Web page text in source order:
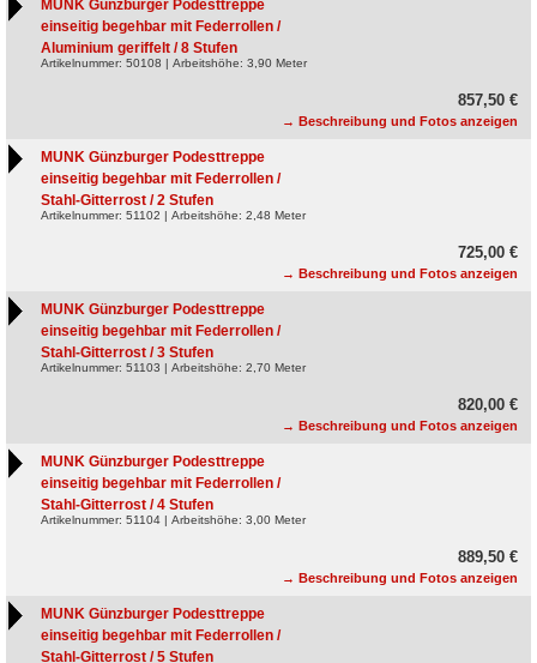
MUNK Günzburger Podesttreppe
einseitig begehbar mit Federrollen /
Aluminium geriffelt / 8 Stufen
Artikelnummer: 50108 | Arbeitshöhe: 3,90 Meter
857,50 €
→ Beschreibung und Fotos anzeigen
MUNK Günzburger Podesttreppe
einseitig begehbar mit Federrollen /
Stahl-Gitterrost / 2 Stufen
Artikelnummer: 51102 | Arbeitshöhe: 2,48 Meter
725,00 €
→ Beschreibung und Fotos anzeigen
MUNK Günzburger Podesttreppe
einseitig begehbar mit Federrollen /
Stahl-Gitterrost / 3 Stufen
Artikelnummer: 51103 | Arbeitshöhe: 2,70 Meter
820,00 €
→ Beschreibung und Fotos anzeigen
MUNK Günzburger Podesttreppe
einseitig begehbar mit Federrollen /
Stahl-Gitterrost / 4 Stufen
Artikelnummer: 51104 | Arbeitshöhe: 3,00 Meter
889,50 €
→ Beschreibung und Fotos anzeigen
MUNK Günzburger Podesttreppe
einseitig begehbar mit Federrollen /
Stahl-Gitterrost / 5 Stufen